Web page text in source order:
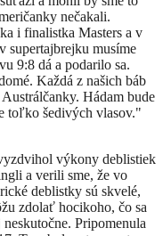
nečakali.
i finalistka Masters a v
supertajbrejku musíme
9:8 dá a podarilo sa.
Každá z našich báb
Hádam bude
toľko šedivých vlasov."
výkony deblistiek
a verili sme, že vo
deblistky sú skvelé,
zdolať hocikoho, čo sa
Pripomenula